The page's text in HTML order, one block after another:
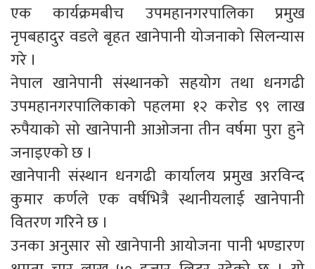
एक कार्यक्रमबीच उपमहानगरपालिका प्रमुख
नृपबहादुर वडले बृहत खानेपानी योजनाको सिलन्यास
गरे ।
नेपाल खानेपानी संस्थानको सहयोग तथा धनगढी
उपमहानगरपालिकाको पहलमा १२ करोड ९९ लाख
रुपैयाको सो खानेपानी आओजना तीन वर्षमा पुरा हुने
जनाइएको छ ।
खानेपानी संस्थान धनगढी कार्यालय प्रमुख अरविन्द
कुमार कर्णले एक वर्षभित्रै स्थानीयलाई खानेपानी
वितरण गरिने छ ।
उनका अनुसार सो खानेपानी आयोजना पानी भण्डारण